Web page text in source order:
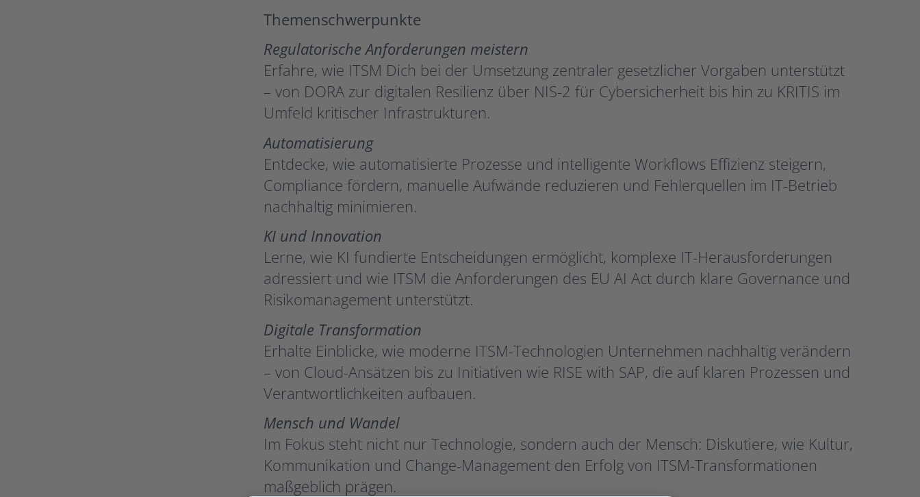
Themenschwerpunkte
Regulatorische Anforderungen meistern
Erfahre, wie ITSM Dich bei der Umsetzung zentraler gesetzlicher Vorgaben unterstützt
– von DORA zur digitalen Resilienz über NIS-2 für Cybersicherheit bis hin zu KRITIS im
Umfeld kritischer Infrastrukturen.
Automatisierung
Entdecke, wie automatisierte Prozesse und intelligente Workflows Effizienz steigern,
Compliance fördern, manuelle Aufwände reduzieren und Fehlerquellen im IT-Betrieb
nachhaltig minimieren.
KI und Innovation
Lerne, wie KI fundierte Entscheidungen ermöglicht, komplexe IT-Herausforderungen
adressiert und wie ITSM die Anforderungen des EU AI Act durch klare Governance und
Risikomanagement unterstützt.
Digitale Transformation
Erhalte Einblicke, wie moderne ITSM-Technologien Unternehmen nachhaltig verändern
– von Cloud-Ansätzen bis zu Initiativen wie RISE with SAP, die auf klaren Prozessen und
Verantwortlichkeiten aufbauen.
Mensch und Wandel
Im Fokus steht nicht nur Technologie, sondern auch der Mensch: Diskutiere, wie Kultur,
Kommunikation und Change-Management den Erfolg von ITSM-Transformationen
maßgeblich prägen.